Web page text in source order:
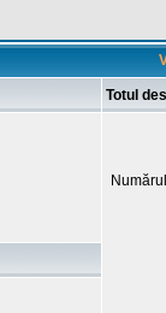
Totul